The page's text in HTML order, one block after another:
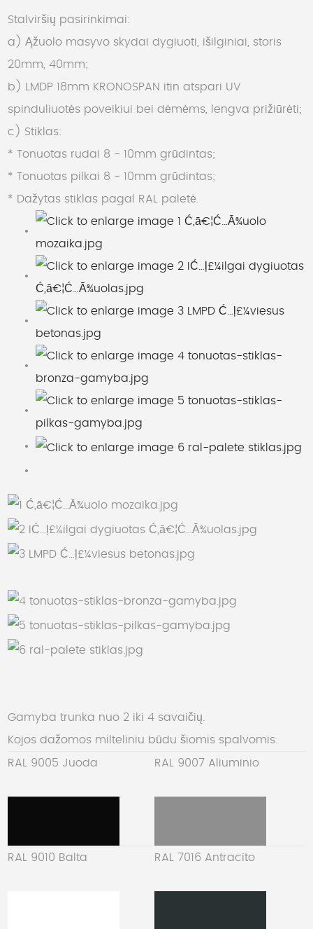
Stalviršių pasirinkimai:
a) Ąžuolo masyvo skydai dygiuoti, išilginiai, storis
20mm, 40mm;
b) LMDP 18mm KRONOSPAN itin atspari UV
spinduliuotės poveikiui bei dėmėms, lengva prižiūrėti;
c) Stiklas:
* Tonuotas rudai 8 - 10mm grūdintas;
* Tonuotas pilkai 8 - 10mm grūdintas;
* Dažytas stiklas pagal RAL paletė.
Gamyba trunka nuo 2 iki 4 savaičių.
Kojos dažomos milteliniu būdu šiomis spalvomis:
RAL 9005 Juoda RAL 9007 Aliuminio
RAL 9010 Balta RAL 7016 Antracito